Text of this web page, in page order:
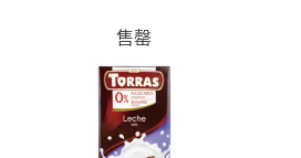
售罄